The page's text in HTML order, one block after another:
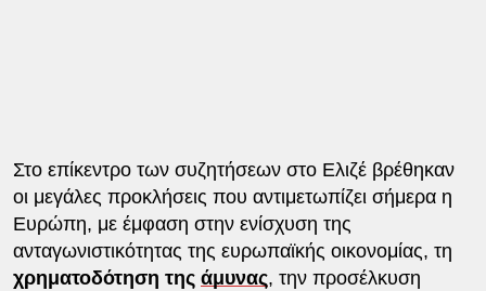
Στο επίκεντρο των συζητήσεων στο Ελιζέ βρέθηκαν
οι μεγάλες προκλήσεις που αντιμετωπίζει σήμερα η
Ευρώπη, με έμφαση στην ενίσχυση της
ανταγωνιστικότητας της ευρωπαϊκής οικονομίας, τη
χρηματοδότηση της άμυνας, την προσέλκυση